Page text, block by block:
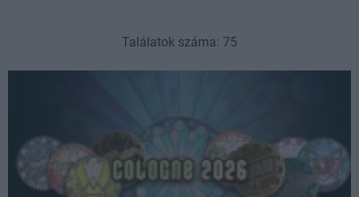
Találatok száma: 75